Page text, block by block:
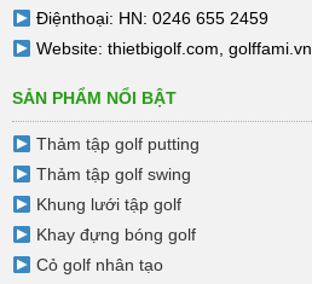
Điệnthoại: HN: 0246 655 2459
Website: thietbigolf.com, golffami.vn
SẢN PHẨM NỔI BẬT
Thảm tập golf putting
Thảm tập golf swing
Khung lưới tập golf
Khay đựng bóng golf
Cỏ golf nhân tạo